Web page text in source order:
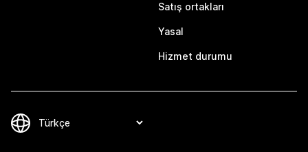
Satış ortakları
Yasal
Hizmet durumu